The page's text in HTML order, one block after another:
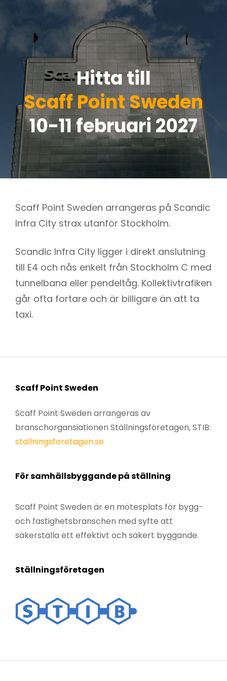
Hitta till
Scaff Point Sweden
10-11 februari 2027
Scaff Point Sweden arrangeras på Scandic
Infra City strax utanför Stockholm.
Scandic Infra City ligger i direkt anslutning
till E4 och nås enkelt från Stockholm C med
tunnelbana eller pendeltåg. Kollektivtrafiken
går ofta fortare och är billigare än att ta
taxi.
Scaff Point Sweden
Scaff Point Sweden arrangeras av
branschorgansiationen Ställningsföretagen, STIB:
stallningsforetagen.se
För samhällsbyggande på ställning
Scaff Point Sweden är en mötesplats för bygg-
och fastighetsbranschen med syfte att
säkerställa ett effektivt och säkert byggande.
Ställningsföretagen